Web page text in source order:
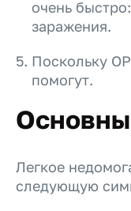
очень
заражения.
Поскольку
помогут.
Легкое
следующую